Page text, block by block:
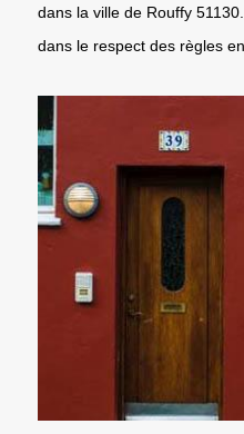
dans la ville de Rouffy
dans le respect des règles